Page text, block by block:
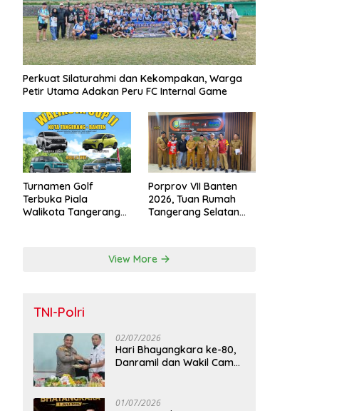
Perkuat Silaturahmi dan Kekompakan, Warga
Petir Utama Adakan Peru FC Internal Game
Turnamen Golf
Terbuka Piala
Walikota Tangerang
Porprov VII Banten
2026, Tuan Rumah
Tangerang Selatan
View More
TNI-Polri
02/07/2026
Hari Bhayangkara ke-80,
Danramil dan Wakil Camat
01/07/2026